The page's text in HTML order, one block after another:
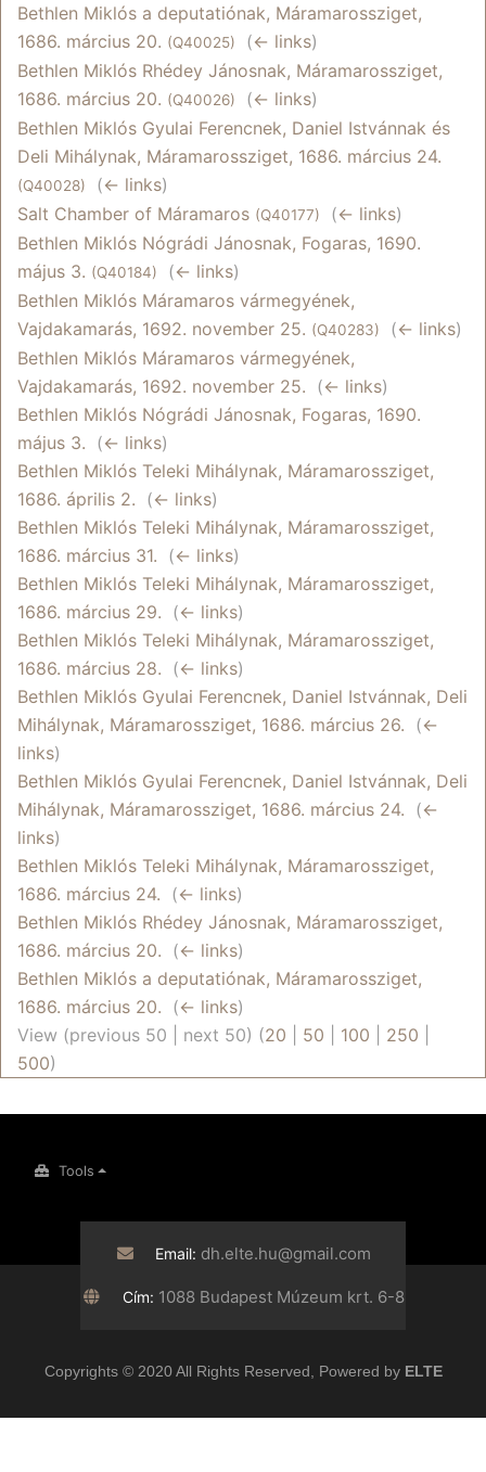
Bethlen Miklós a deputatiónak, Máramarossziget,
1686. március 20. (Q40025) (← links)
Bethlen Miklós Rhédey Jánosnak, Máramarossziget,
1686. március 20. (Q40026) (← links)
Bethlen Miklós Gyulai Ferencnek, Daniel Istvánnak és
Deli Mihálynak, Máramarossziget, 1686. március 24.
(Q40028) (← links)
Salt Chamber of Máramaros (Q40177) (← links)
Bethlen Miklós Nógrádi Jánosnak, Fogaras, 1690.
május 3. (Q40184) (← links)
Bethlen Miklós Máramaros vármegyének,
Vajdakamarás, 1692. november 25. (Q40283) (← links)
Bethlen Miklós Máramaros vármegyének,
Vajdakamarás, 1692. november 25. (← links)
Bethlen Miklós Nógrádi Jánosnak, Fogaras, 1690.
május 3. (← links)
Bethlen Miklós Teleki Mihálynak, Máramarossziget,
1686. április 2. (← links)
Bethlen Miklós Teleki Mihálynak, Máramarossziget,
1686. március 31. (← links)
Bethlen Miklós Teleki Mihálynak, Máramarossziget,
1686. március 29. (← links)
Bethlen Miklós Teleki Mihálynak, Máramarossziget,
1686. március 28. (← links)
Bethlen Miklós Gyulai Ferencnek, Daniel Istvánnak, Deli
Mihálynak, Máramarossziget, 1686. március 26. (←
links)
Bethlen Miklós Gyulai Ferencnek, Daniel Istvánnak, Deli
Mihálynak, Máramarossziget, 1686. március 24. (←
links)
Bethlen Miklós Teleki Mihálynak, Máramarossziget,
1686. március 24. (← links)
Bethlen Miklós Rhédey Jánosnak, Máramarossziget,
1686. március 20. (← links)
Bethlen Miklós a deputatiónak, Máramarossziget,
1686. március 20. (← links)
View (previous 50 | next 50) (20 50 100 250
500)
Tools
Email: dh.elte.hu@gmail.com
Cím: 1088 Budapest Múzeum krt. 6-8
Copyrights © 2020 All Rights Reserved, Powered by ELTE